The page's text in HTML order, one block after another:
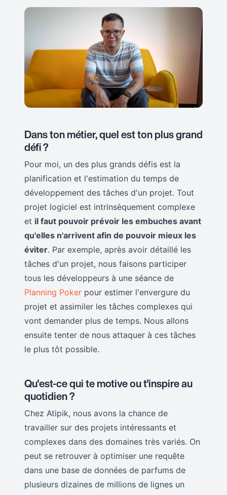
Dans ton métier, quel est ton plus grand
défi ?
Pour moi, un des plus grands défis est la
planification et l'estimation du temps de
développement des tâches d'un projet. Tout
projet logiciel est intrinsèquement complexe
et il faut pouvoir prévoir les embuches avant
qu'elles n'arrivent afin de pouvoir mieux les
éviter. Par exemple, après avoir détaillé les
tâches d'un projet, nous faisons participer
tous les développeurs à une séance de
Planning Poker pour estimer l'envergure du
projet et assimiler les tâches complexes qui
vont demander plus de temps. Nous allons
ensuite tenter de nous attaquer à ces tâches
le plus tôt possible.
Qu'est-ce qui te motive ou t'inspire au
quotidien ?
Chez Atipik, nous avons la chance de
travailler sur des projets intéressants et
complexes dans des domaines très variés. On
peut se retrouver à optimiser une requête
dans une base de données de parfums de
plusieurs dizaines de millions de lignes un